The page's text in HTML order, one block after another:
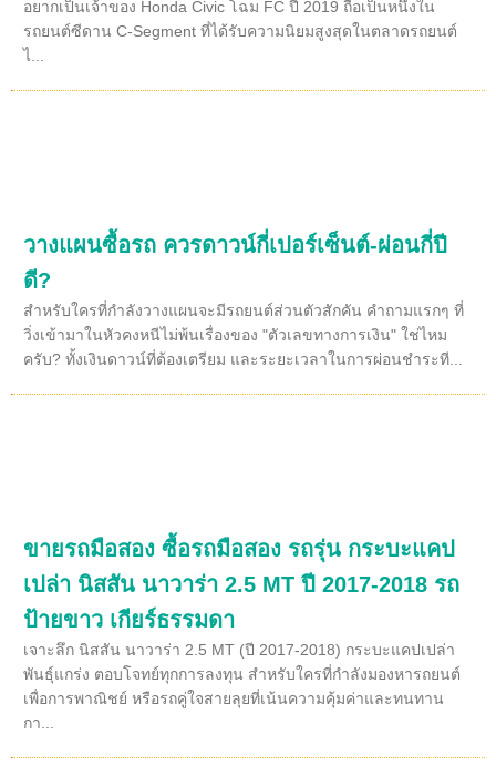
อยากเป็นเจ้าของ Honda Civic โฉม FC ปี 2019 ถือเป็นหนึ่งใน
รถยนต์ซีดาน C-Segment ที่ได้รับความนิยมสูงสุดในตลาดรถยนต์
ไ...
วางแผนซื้อรถ ควรดาวน์กี่เปอร์เซ็นต์-ผ่อนกี่ปี
ดี?
สำหรับใครที่กำลังวางแผนจะมีรถยนต์ส่วนตัวสักคัน คำถามแรกๆ ที่
วิ่งเข้ามาในหัวคงหนีไม่พ้นเรื่องของ "ตัวเลขทางการเงิน" ใช่ไหม
ครับ? ทั้งเงินดาวน์ที่ต้องเตรียม และระยะเวลาในการผ่อนชำระที...
ขายรถมือสอง ซื้อรถมือสอง รถรุ่น กระบะแคป
เปล่า นิสสัน นาวาร่า 2.5 MT ปี 2017-2018 รถ
ป้ายขาว เกียร์ธรรมดา
เจาะลึก นิสสัน นาวาร่า 2.5 MT (ปี 2017-2018) กระบะแคปเปล่า
พันธุ์แกร่ง ตอบโจทย์ทุกการลงทุน สำหรับใครที่กำลังมองหารถยนต์
เพื่อการพาณิชย์ หรือรถคู่ใจสายลุยที่เน้นความคุ้มค่าและทนทาน
กา...